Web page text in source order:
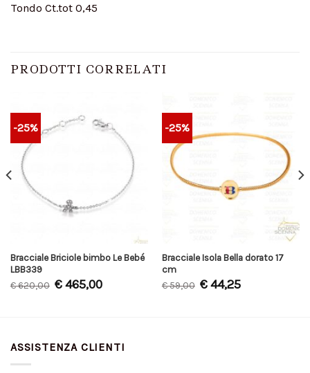
Tondo Ct.tot 0,45
PRODOTTI CORRELATI
-25%
Bracciale Briciole bimbo Le Bebé
LBB339
€620,00 €465,00
-25%
Bracciale Isola Bella dorato 17
cm
€59,00 €44,25
ASSISTENZA CLIENTI